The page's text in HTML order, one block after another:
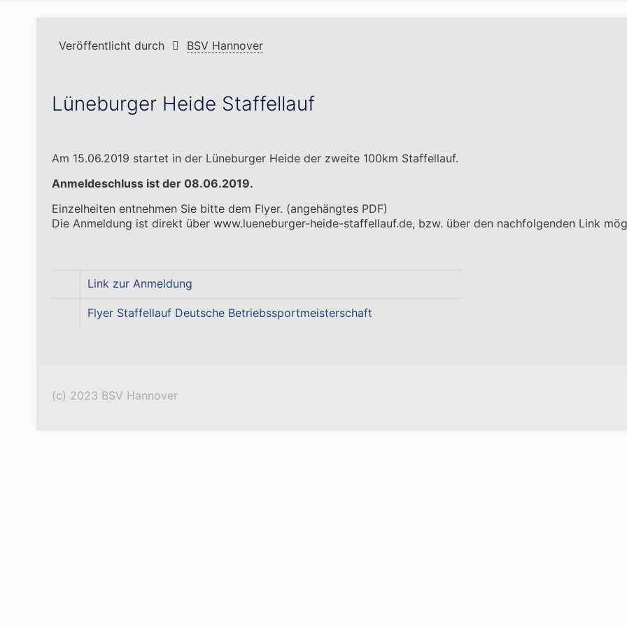
Veröffentlicht durch BSV Hannover
Lüneburger Heide Staffellauf
Am 15.06.2019 startet in der Lüneburger Heide der zweite 100km Staffellauf.
Anmeldeschluss ist der 08.06.2019.
Einzelheiten entnehmen Sie bitte dem Flyer. (angehängtes PDF)
Die Anmeldung ist direkt über www.lueneburger-heide-staffellauf.de, bzw. über den nachfolgenden Link
Link zur Anmeldung
Flyer Staffellauf Deutsche Betriebssportmeisterschaft
(c) 2023 BSV Hannover